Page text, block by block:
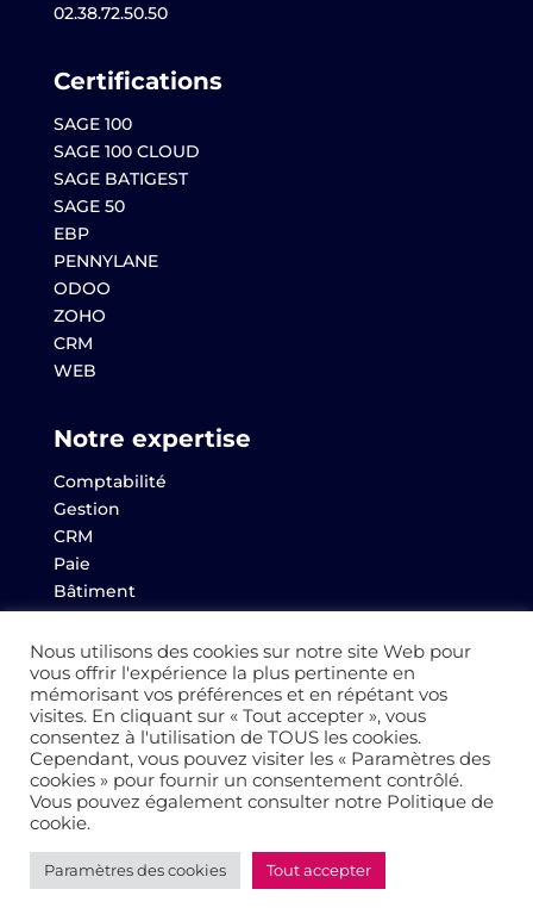
02.38.72.50.50
Certifications
SAGE 100
SAGE 100 CLOUD
SAGE BATIGEST
SAGE 50
EBP
PENNYLANE
ODOO
ZOHO
CRM
WEB
Notre expertise
Comptabilité
Gestion
CRM
Paie
Bâtiment
Websem
Archives
© 2022 Altaïs
Mentions légales–Politique de Confidentialité–
Nous utilisons des cookies sur notre site Web pour
vous offrir l'expérience la plus pertinente en
mémorisant vos préférences et en répétant vos
visites. En cliquant sur « Tout accepter », vous
consentez à l'utilisation de TOUS les cookies.
Cependant, vous pouvez visiter les « Paramètres des
cookies » pour fournir un consentement contrôlé.
Vous pouvez également consulter notre Politique de
cookie.
Paramètres des cookies Tout accepter